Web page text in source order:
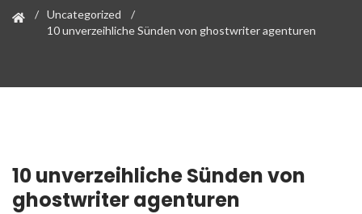
Uncategorized
10 unverzeihliche Sünden von ghostwriter agenturen
10 unverzeihliche Sünden von
ghostwriter agenturen